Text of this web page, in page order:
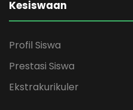
Kesiswaan
Profil Siswa
Prestasi Siswa
Ekstrakurikuler